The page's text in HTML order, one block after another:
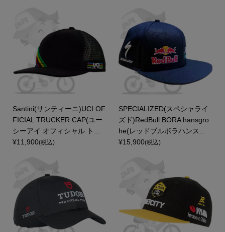
Santini(サンティーニ)UCI OF
FICIAL TRUCKER CAP(ユー
シーアイ オフィシャル ト...
¥11,900(税込)
SPECIALIZED(スペシャライ
ズド)RedBull BORA hansgro
he(レッドブルボラハンス...
¥15,900(税込)